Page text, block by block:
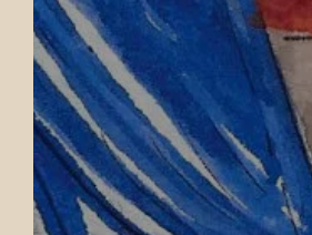
HERZLICH
WILLKOMMEN